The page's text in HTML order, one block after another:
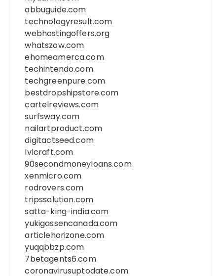
abbuguide.com
technologyresult.com
webhostingoffers.org
whatszow.com
ehomeamerca.com
techintendo.com
techgreenpure.com
bestdropshipstore.com
cartelreviews.com
surfsway.com
nailartproduct.com
digitactseed.com
lvlcraft.com
90secondmoneyloans.com
xenmicro.com
rodrovers.com
tripssolution.com
satta-king-india.com
yukigassencanada.com
articlehorizone.com
yuqqbbzp.com
7betagents6.com
coronavirusuptodate.com